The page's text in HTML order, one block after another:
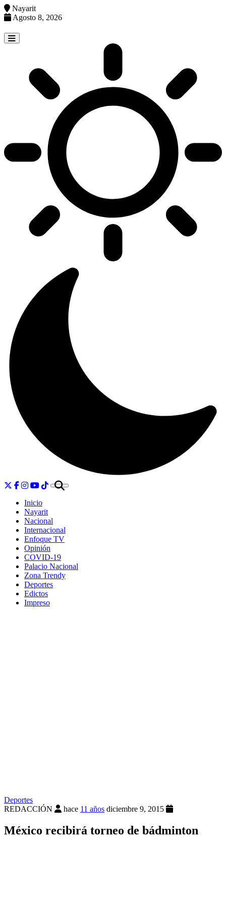
Nayarit
Agosto 8, 2026
to
content
Inicio
Nayarit
Nacional
Internacional
Enfoque TV
Opinión
COVID-19
Palacio Nacional
Zona Trendy
Deportes
Edictos
Impreso
Deportes
REDACCIÓN
hace 11 años diciembre 9, 2015
México recibirá torneo de bádminton